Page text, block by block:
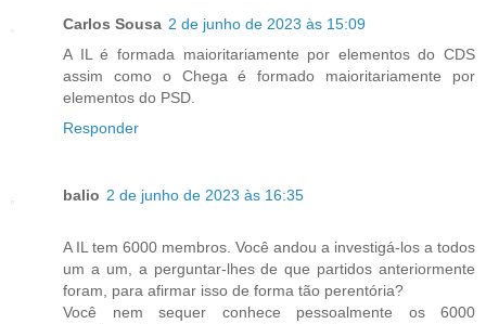
Carlos Sousa 2 de junho de 2023 às 15:09
A IL é formada maioritariamente por elementos do CDS
assim como o Chega é formado maioritariamente por
elementos do PSD.
Responder
balio 2 de junho de 2023 às 16:35
A IL tem 6000 membros. Você andou a investigá-los a todos
um a um, a perguntar-lhes de que partidos anteriormente
foram, para afirmar isso de forma tão perentória?
Você nem sequer conhece pessoalmente os 6000